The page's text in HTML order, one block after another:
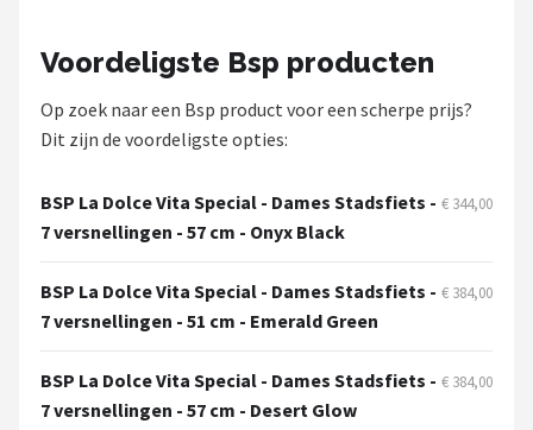
New Looxs
BBB Cycling
Voltano
Shimano
Cortina
Alle merken →
Voordeligste Bsp producten
Op zoek naar een Bsp product voor een scherpe prijs?
Dit zijn de voordeligste opties:
BSP La Dolce Vita Special - Dames Stadsfiets -
7 versnellingen - 57 cm - Onyx Black
€ 344,00
BSP La Dolce Vita Special - Dames Stadsfiets -
7 versnellingen - 51 cm - Emerald Green
€ 384,00
BSP La Dolce Vita Special - Dames Stadsfiets -
7 versnellingen - 57 cm - Desert Glow
€ 384,00